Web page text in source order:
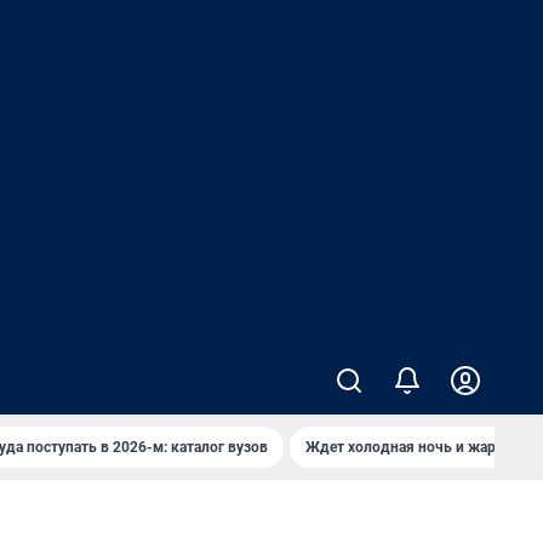
поступать в 2026-м: каталог вузов Ждет холодная ночь и жаркий